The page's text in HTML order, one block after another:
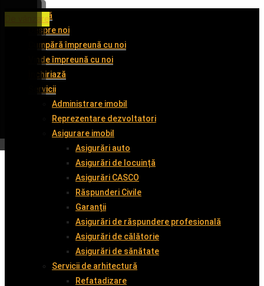
Acasă
Despre noi
Cumpără împreună cu noi
Vinde împreună cu noi
Închiriază
Servicii
Administrare imobil
Reprezentare dezvoltatori
Asigurare imobil
Asigurări auto
Asigurări de locuință
Asigurări CASCO
Răspunderi Civile
Garanții
Asigurări de răspundere profesională
Asigurări de călătorie
Asigurări de sănătate
Servicii de arhitectură
Refatadizare
De închiriat
De închiriat
De închiriat
De vânzare